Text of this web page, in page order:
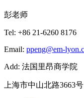
彭老师
Tel: +86 21-6260 8176
Email: ppeng@em-
Add: 法国里昂商学院
上海市中山北路3663